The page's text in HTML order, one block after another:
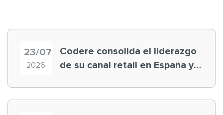
23/07
2026
Codere consolida el liderazgo
de su canal retail en España y